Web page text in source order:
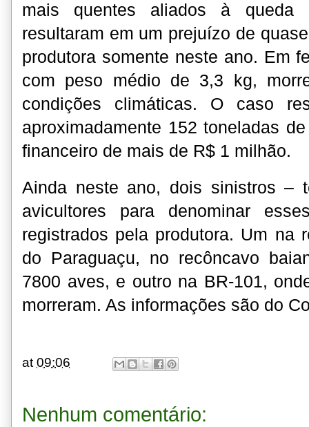
mais quentes aliados à queda
resultaram em um prejuízo de
produtora somente neste ano. Em
com peso médio de 3,3 kg,
condições climáticas. O caso
aproximadamente 152 toneladas
financeiro de mais de R$ 1 milhão.
Ainda neste ano, dois sinistros –
avicultores para denominar
registrados pela produtora. Um na
do Paraguaçu, no recôncavo
7800 aves, e outro na BR-101,
morreram. As informações são do
at09:06
Nenhum comentário: